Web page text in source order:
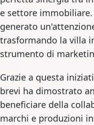
e settore
generato
trasformando la villa
strumento di
Grazie a questa
brevi ha dimostrato
beneficiare della
marchi e produzioni